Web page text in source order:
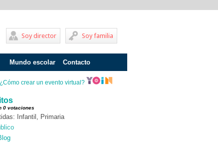
Soy familia
Soy director
Mundo escolar
Problemas de aprendizaje
Adolescentes
Internados
Contacto
¿Cómo crear un evento virtual?
0 votaciones
Infantil, Primaria